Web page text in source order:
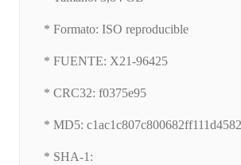
* Formato: ISO reproducible
* FUENTE: X21-96425
* CRC32: f0375e95
* MD5:
* SHA-1: